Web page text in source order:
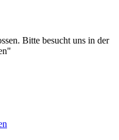
Bitte besucht uns in der